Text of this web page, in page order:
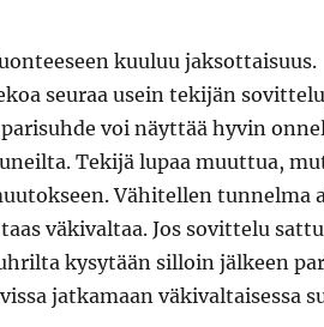
kuuluu jaksottaisuus.
seuraa usein tekijän
voi näyttää hyvin
Tekijä lupaa muuttua,
Vähitellen tunnelma
väkivaltaa. Jos sovittelu
kysytään silloin jälkeen
jatkamaan väkivaltaisessa